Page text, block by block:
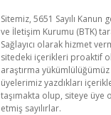
Sitemiz, 5651 Sayılı
ve İletişim Kurumu (BTK)
Sağlayıcı olarak hizmet
sitedeki içerikleri proaktif
araştırma
üyelerimiz yazdıkları
taşımakta olup, siteye
etmiş sayılırlar.